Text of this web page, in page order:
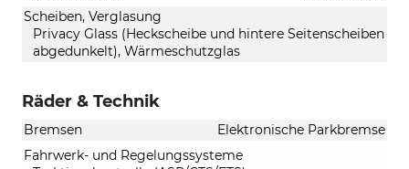
Scheiben, Verglasung
Privacy Glass (Heckscheibe und hintere Seitenscheiben
abgedunkelt), Wärmeschutzglas
Räder & Technik
Bremsen
Elektronische Parkbremse
Fahrwerk- und Regelungssysteme